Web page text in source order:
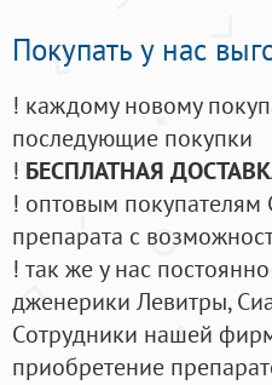
Покупать у нас
! каждому новому
последующие покупки
! БЕСПЛАТНАЯ
! оптовым
препарата с
! так же у нас
дженерики Левитры,
Cотрудники нашей
приобретение